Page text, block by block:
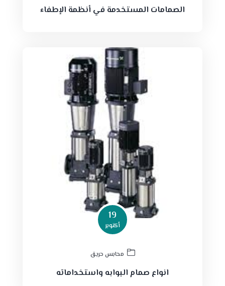
الصمامات المستخدمة في أنظمة الإطفاء
19
أكتوبر
محابس حريق
انواع صمام البوابه واستخداماته